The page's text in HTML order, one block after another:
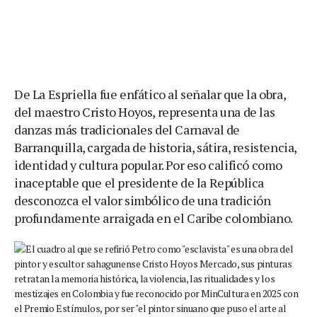
De La Espriella fue enfático al señalar que la obra,
del maestro Cristo Hoyos, representa una de las
danzas más tradicionales del Carnaval de
Barranquilla, cargada de historia, sátira, resistencia,
identidad y cultura popular. Por eso calificó como
inaceptable que el presidente de la República
desconozca el valor simbólico de una tradición
profundamente arraigada en el Caribe colombiano.